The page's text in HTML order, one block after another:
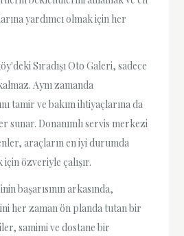
yardımcı olmak için her
Sıradışı Oto Galeri, sadece
Aynı zamanda
tamir ve bakım ihtiyaçlarına da
sunar. Donanımlı servis merkezi
araçların en iyi durumda
için özveriyle çalışır.
başarısının arkasında,
her zaman ön planda tutan bir
samimi ve dostane bir